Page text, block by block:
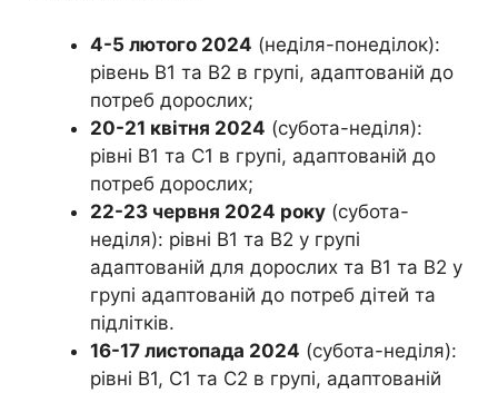
4-5 лютого 2024 (неділя-понеділок):
рівень В1 та В2 в групі, адаптованій до
потреб дорослих;
20-21 квітня 2024 (субота-неділя):
рівні В1 та С1 в групі, адаптованій до
потреб дорослих;
22-23 червня 2024 року (субота-
неділя): рівні В1 та В2 у групі
адаптованій для дорослих та В1 та В2 у
групі адаптованій до потреб дітей та
підлітків.
16-17 листопада 2024 (субота-неділя):
рівні В1, С1 та С2 в групі, адаптованій